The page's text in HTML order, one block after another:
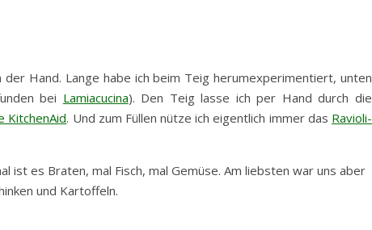
der Hand. Lange habe ich beim Teig herumexperimentiert, unten
bei Lamiacucina). Den Teig lasse ich per Hand durch die
KitchenAid. Und zum Füllen nütze ich eigentlich immer das Ravioli-
ist es Braten, mal Fisch, mal Gemüse. Am liebsten war uns aber
und Kartoffeln.